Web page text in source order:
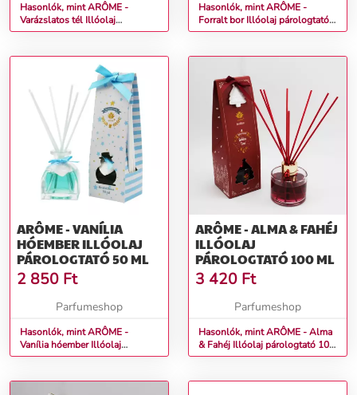
Hasonlók, mint ARÔME -
Varázslatos tél Illóolaj
párologtató 100 ml
Hasonlók, mint ARÔME -
Forralt bor Illóolaj párologtató
50 ml
ARÔME - VANÍLIA
HÓEMBER ILLÓOLAJ
PÁROLOGTATÓ 50 ML
2 850 Ft
Parfumeshop
Hasonlók, mint ARÔME -
Vanília hóember Illóolaj
párologtató 50 ml
ARÔME - ALMA & FAHÉJ
ILLÓOLAJ
PÁROLOGTATÓ 100 ML
3 420 Ft
Parfumeshop
Hasonlók, mint ARÔME - Alma
& Fahéj Illóolaj párologtató 100
ml